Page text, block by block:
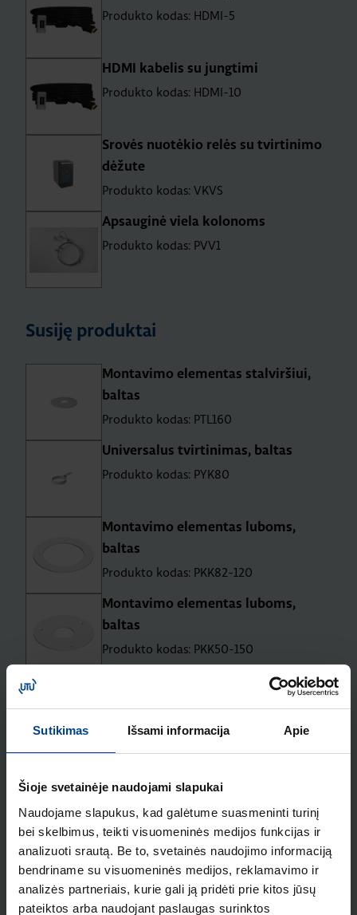
Sutikimas Išsami informacija Apie
Šioje svetainėje naudojami slapukai
Naudojame slapukus, kad galėtume suasmeninti turinį
bei skelbimus, teikti visuomeninės medijos funkcijas ir
analizuoti srautą. Be to, svetainės naudojimo informaciją
bendriname su visuomeninės medijos, reklamavimo ir
analizės partneriais, kurie gali ją pridėti prie kitos jūsų
pateiktos arba naudojant paslaugas surinktos
Produkto kodas: HDMI-5
HDMI kabelis su jungtimi
Produkto kodas: HDMI-10
Srovės nuotėkio relės su tvirtinimo
dėžute
Produkto kodas: VKVS
Apsauginė viela kolonoms
Produkto kodas: PVV1
Susiję produktai
Montavimo elementas stalviršiui,
baltas
Produkto kodas: PTL160
Universalus tvirtinimas, baltas
Produkto kodas: PYK80
Montavimo elementas luboms,
baltas
Produkto kodas: PKK82-120
Montavimo elementas luboms,
baltas
Produkto kodas: PKK50-150
Sunkus pado pagrindas, pilkas RAL
Produkto kodas: PRP1JH
Montavimo elementas luboms,
Tvirtinimo priedas laidams, baltas
Produkto kodas: PJK1